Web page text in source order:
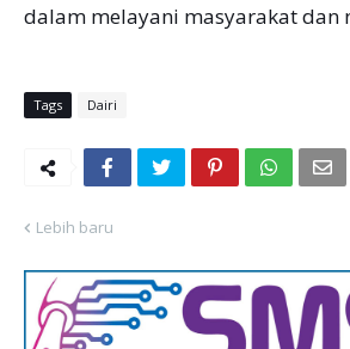
dalam melayani masyarakat dan
Tags Dairi
Lebih baru